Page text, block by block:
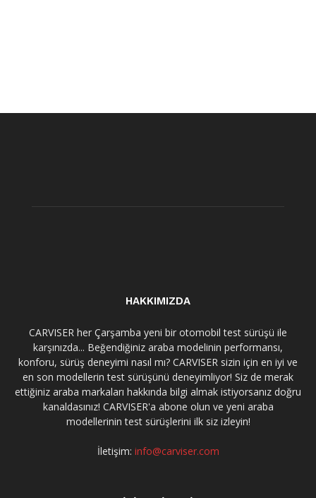
HAKKIMIZDA
CARVISER her Çarşamba yeni bir otomobil test sürüşü ile
karşınızda... Beğendiğiniz araba modelinin performansı,
konforu, sürüş deneyimi nasıl mı? CARVISER sizin için en iyi ve
en son modellerin test sürüşünü deneyimliyor! Siz de merak
ettiğiniz araba markaları hakkında bilgi almak istiyorsanız doğru
kanaldasınız! CARVISER'a abone olun ve yeni araba
modellerinin test sürüşlerini ilk siz izleyin!
İletişim: info@carviser.com